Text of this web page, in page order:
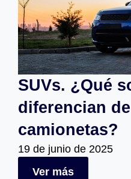
SUVs. ¿Qué
diferencian
camionetas?
19 de junio de 2025
Ver más